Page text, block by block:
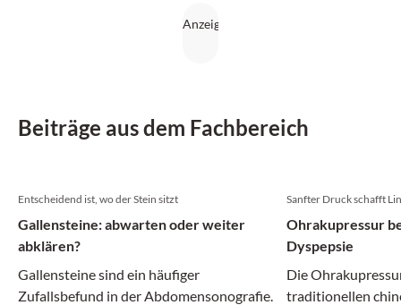
Beiträge aus dem Fachbereich
Entscheidend ist, wo der Stein sitzt
Gallensteine: abwarten oder weiter
abklären?
Gallensteine sind ein häufiger
Zufallsbefund in der Abdomensonografie.
Sanfter Druck schafft
Ohrakupressur
Dyspepsie
Die
traditionellen